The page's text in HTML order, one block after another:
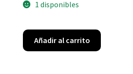
1 disponibles
Añadir al carrito